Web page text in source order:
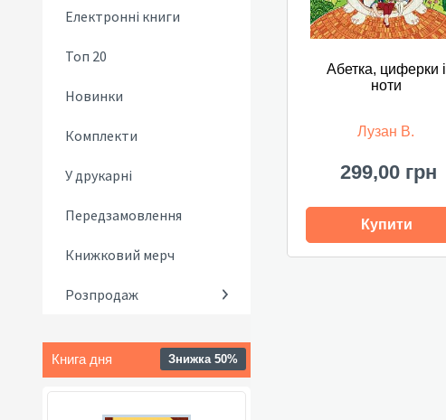
Електронні книги
Топ 20
Новинки
Комплекти
У друкарні
Передзамовлення
Книжковий мерч
Розпродаж
Книга дня Знижка 50%
Абетка, циферки і
ноти
Лузан В.
299,00 грн
Купити